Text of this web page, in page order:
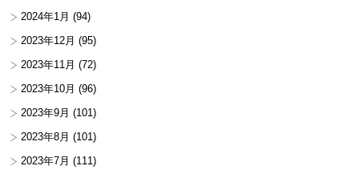
2024年1月 (94)
2023年12月 (95)
2023年11月 (72)
2023年10月 (96)
2023年9月 (101)
2023年8月 (101)
2023年7月 (111)